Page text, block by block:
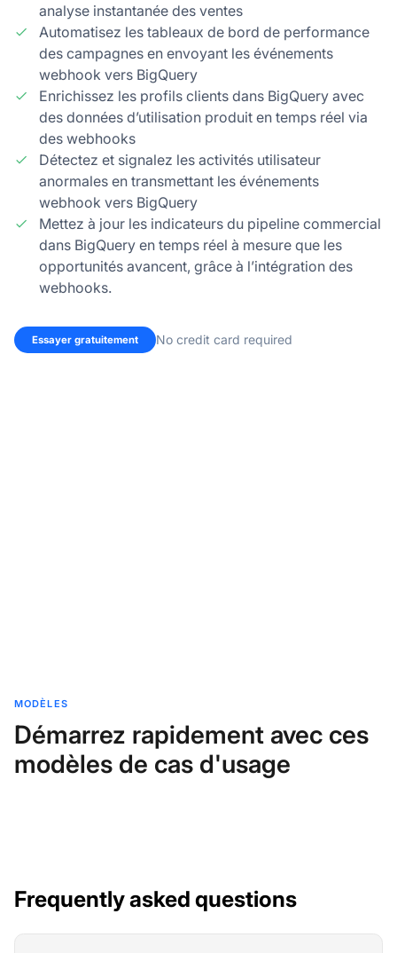
analyse instantanée des ventes
Automatisez les tableaux de bord de performance
des campagnes en envoyant les événements
webhook vers BigQuery
Enrichissez les profils clients dans BigQuery avec
des données d’utilisation produit en temps réel via
des webhooks
Détectez et signalez les activités utilisateur
anormales en transmettant les événements
webhook vers BigQuery
Mettez à jour les indicateurs du pipeline commercial
dans BigQuery en temps réel à mesure que les
opportunités avancent, grâce à l’intégration des
webhooks.
Essayer gratuitement No credit card required
MODÈLES
Démarrez rapidement avec ces
modèles de cas d'usage
Frequently asked questions